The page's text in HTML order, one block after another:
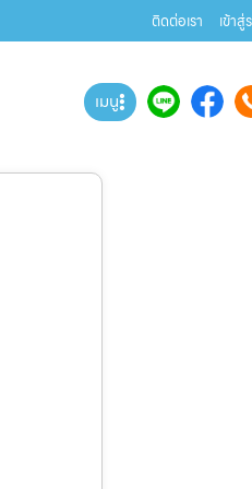
ติดต่อเรา เข้าสู่
เมนู